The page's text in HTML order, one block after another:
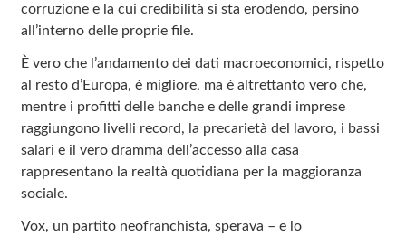
corruzione e la cui credibilità si sta erodendo, persino
all’interno delle proprie file.
È vero che l’andamento dei dati macroeconomici, rispetto
al resto d’Europa, è migliore, ma è altrettanto vero che,
mentre i profitti delle banche e delle grandi imprese
raggiungono livelli record, la precarietà del lavoro, i bassi
salari e il vero dramma dell’accesso alla casa
rappresentano la realtà quotidiana per la maggioranza
sociale.
Vox, un partito neofranchista, sperava – e lo